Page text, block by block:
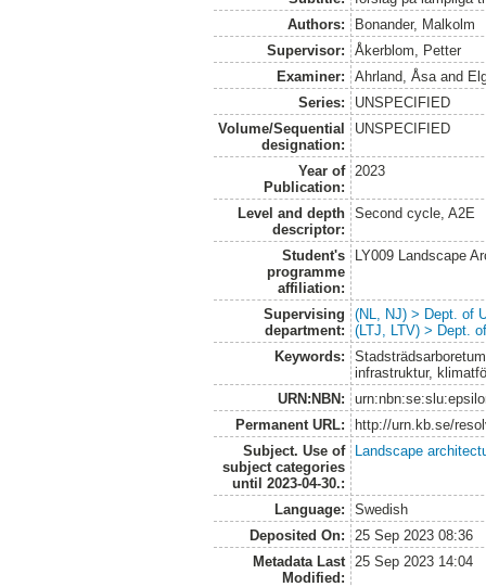
Authors:
Bonander, Malkolm
Supervisor:
Åkerblom, Petter
Examiner:
Ahrland, Åsa and
Series:
UNSPECIFIED
Volume/Sequential
designation:
UNSPECIFIED
Year of
Publication:
2023
Level and depth
descriptor:
Second cycle, A2E
Student's
programme
affiliation:
LY009 Landscape
Supervising
department:
(NL, NJ) > Dept. of
(LTJ, LTV) > Dept.
Keywords:
infrastruktur,
URN:NBN:
Permanent URL:
http://urn.kb.se/
Subject. Use of
subject categories
until 2023-04-30.:
Landscape
Language:
Swedish
Deposited On:
25 Sep 2023 08:36
Metadata Last
Modified:
25 Sep 2023 14:04